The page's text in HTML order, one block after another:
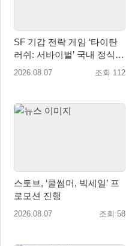
SF 기갑 전략 게임 ‘타이탄
러쉬: 서바이벌’ 국내 정식
출시
2026.08.07 조회 112
스토브, ‘쿨썸머, 빅세일’ 프
로모션 진행
2026.08.07 조회 58